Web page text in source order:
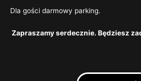
Dla gości darmowy parking.
Zapraszamy serdecznie. Będziesz